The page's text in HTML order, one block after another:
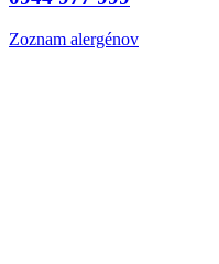
Zoznam alergénov